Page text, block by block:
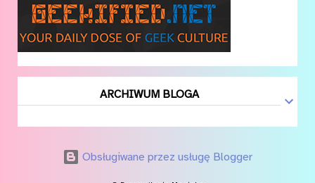
ARCHIWUM BLOGA
Obsługiwane przez usługę Blogger